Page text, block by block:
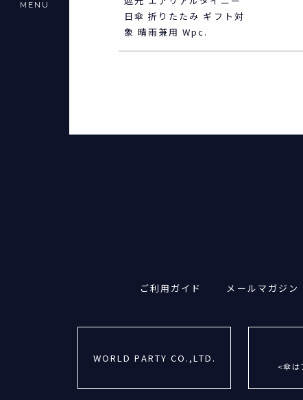
日傘 折りたたみ ギフト対
象 晴雨兼用 Wpc.
ご利用ガイド メールマガジン
WORLD PARTY CO.,LTD.
<傘は
MENU